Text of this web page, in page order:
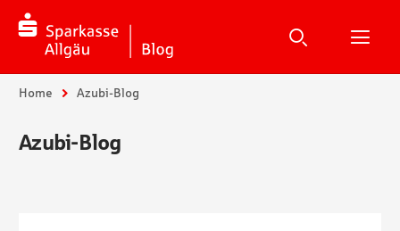
Suche
Suche
Sie sind hier:
Home Azubi-Blog
Azubi-Blog